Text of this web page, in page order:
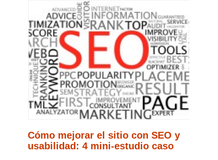
Cómo mejorar el sitio con SEO y
usabilidad: 4 mini-estudio caso